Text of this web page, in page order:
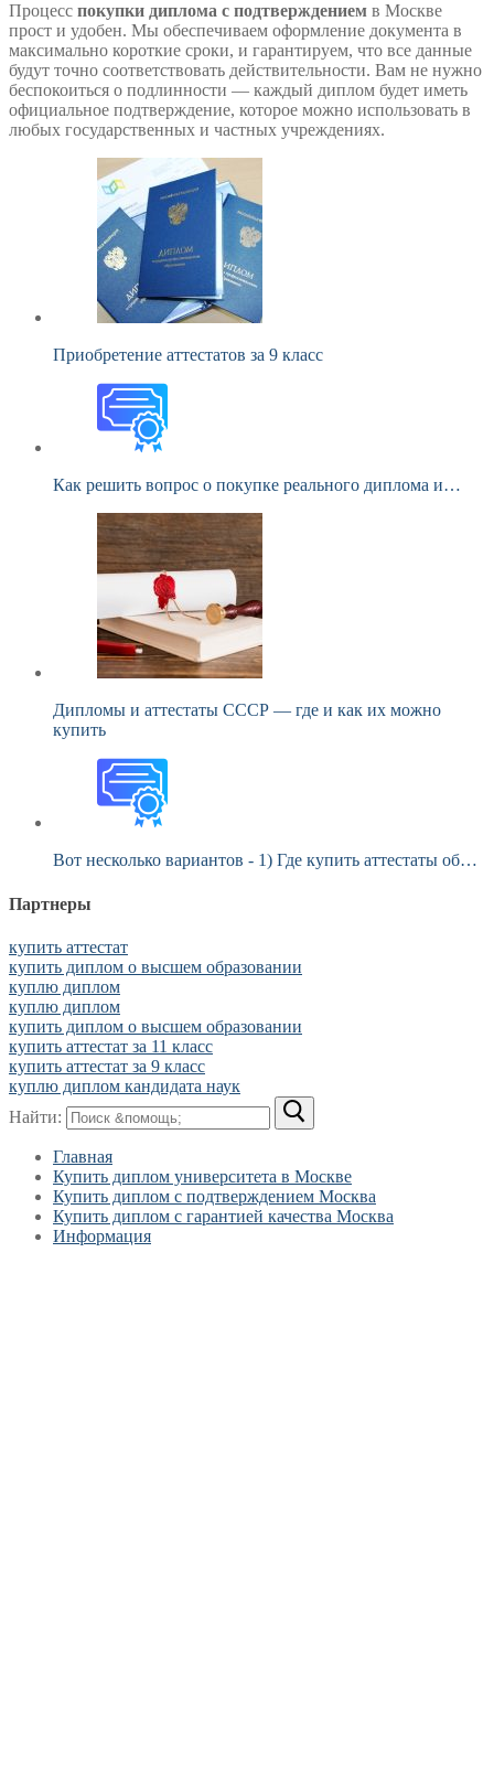
Процесс покупки диплома с подтверждением в Москве
прост и удобен. Мы обеспечиваем оформление документа в
максимально короткие сроки, и гарантируем, что все данные
будут точно соответствовать действительности. Вам не нужно
беспокоиться о подлинности — каждый диплом будет иметь
официальное подтверждение, которое можно использовать в
любых государственных и частных учреждениях.
Приобретение аттестатов за 9 класс
Как решить вопрос о покупке реального диплома и…
Дипломы и аттестаты СССР — где и как их можно
купить
Вот несколько вариантов - 1) Где купить аттестаты об…
Партнеры
купить аттестат
купить диплом о высшем образовании
куплю диплом
куплю диплом
купить диплом о высшем образовании
купить аттестат за 11 класс
купить аттестат за 9 класс
куплю диплом кандидата наук
Найти:
Главная
Купить диплом университета в Москве
Купить диплом с подтверждением Москва
Купить диплом с гарантией качества Москва
Информация